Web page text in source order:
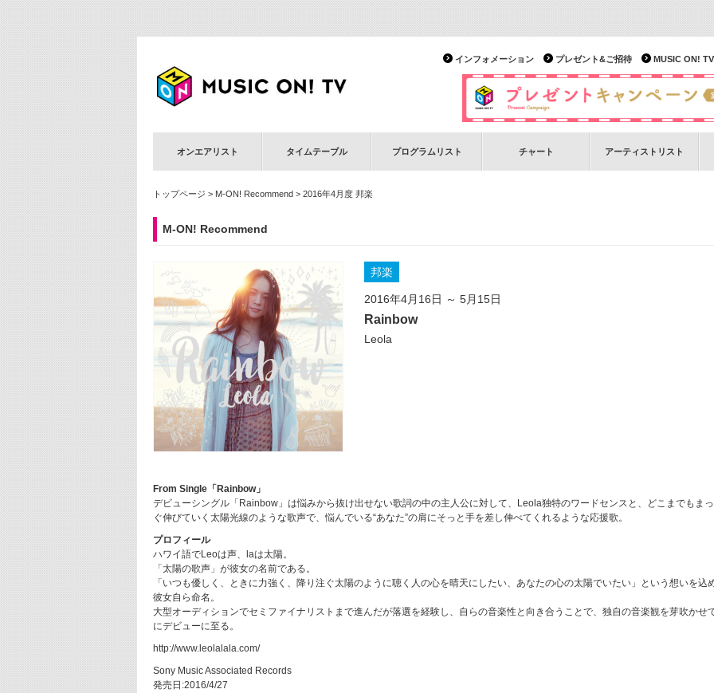
MUSIC ON!
プレゼント&ご招待
インフォメーション
オンエアリスト タイムテーブル プログラムリスト チャート アーティストリスト
トップページ > M-ON! Recommend > 2016年4月度 邦楽
M-ON! Recommend
邦楽
2016年4月16日 ～ 5月15日
Rainbow
Leola
From Single「Rainbow」
デビューシングル「Rainbow」は悩みから抜け出せない歌詞の中の主人公に対して、Leola独特のワードセンスと、どこまでもま
ぐ伸びていく太陽光線のような歌声で、悩んでいる“あなた”の肩にそっと手を差し伸べてくれるような応援歌。
プロフィール
ハワイ語でLeoは声、laは太陽。
「太陽の歌声」が彼女の名前である。
「いつも優しく、ときに力強く、降り注ぐ太陽のように聴く人の心を晴天にしたい、あなたの心の太陽でいたい」という想いを込
彼女自ら命名。
大型オーディションでセミファイナリストまで進んだが落選を経験し、自らの音楽性と向き合うことで、独自の音楽観を芽吹かせ
にデビューに至る。
http://www.leolalala.com/
Sony Music Associated Records
発売日:2016/4/27